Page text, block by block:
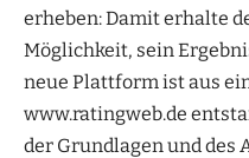
erheben: Damit erhalte
Möglichkeit, sein
neue Plattform ist aus
www.ratingweb.de
der Grundlagen und des